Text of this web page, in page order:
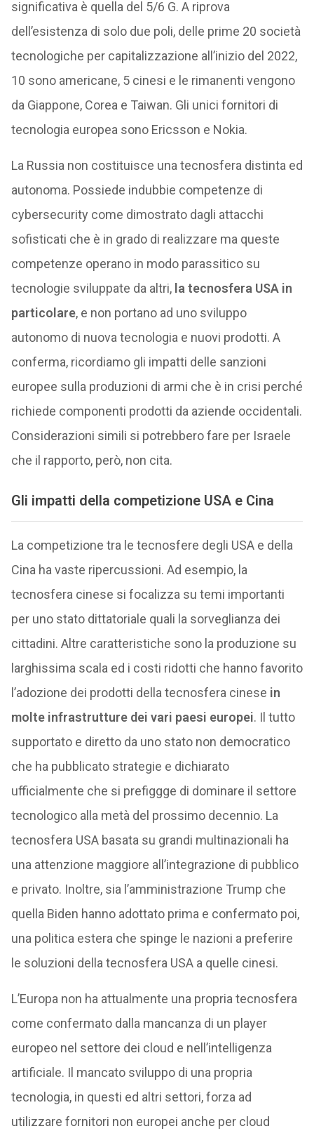
significativa è quella del 5/6 G. A riprova
dell’esistenza di solo due poli, delle prime 20 società
tecnologiche per capitalizzazione all’inizio del 2022,
10 sono americane, 5 cinesi e le rimanenti vengono
da Giappone, Corea e Taiwan. Gli unici fornitori di
tecnologia europea sono Ericsson e Nokia.
La Russia non costituisce una tecnosfera distinta ed
autonoma. Possiede indubbie competenze di
cybersecurity come dimostrato dagli attacchi
sofisticati che è in grado di realizzare ma queste
competenze operano in modo parassitico su
tecnologie sviluppate da altri, la tecnosfera USA in
particolare, e non portano ad uno sviluppo
autonomo di nuova tecnologia e nuovi prodotti. A
conferma, ricordiamo gli impatti delle sanzioni
europee sulla produzioni di armi che è in crisi perché
richiede componenti prodotti da aziende occidentali.
Considerazioni simili si potrebbero fare per Israele
che il rapporto, però, non cita.
Gli impatti della competizione USA e Cina
La competizione tra le tecnosfere degli USA e della
Cina ha vaste ripercussioni. Ad esempio, la
tecnosfera cinese si focalizza su temi importanti
per uno stato dittatoriale quali la sorveglianza dei
cittadini. Altre caratteristiche sono la produzione su
larghissima scala ed i costi ridotti che hanno favorito
l’adozione dei prodotti della tecnosfera cinese in
molte infrastrutture dei vari paesi europei. Il tutto
supportato e diretto da uno stato non democratico
che ha pubblicato strategie e dichiarato
ufficialmente che si prefiggge di dominare il settore
tecnologico alla metà del prossimo decennio. La
tecnosfera USA basata su grandi multinazionali ha
una attenzione maggiore all’integrazione di pubblico
e privato. Inoltre, sia l’amministrazione Trump che
quella Biden hanno adottato prima e confermato poi,
una politica estera che spinge le nazioni a preferire
le soluzioni della tecnosfera USA a quelle cinesi.
L’Europa non ha attualmente una propria tecnosfera
come confermato dalla mancanza di un player
europeo nel settore dei cloud e nell’intelligenza
artificiale. Il mancato sviluppo di una propria
tecnologia, in questi ed altri settori, forza ad
utilizzare fornitori non europei anche per cloud